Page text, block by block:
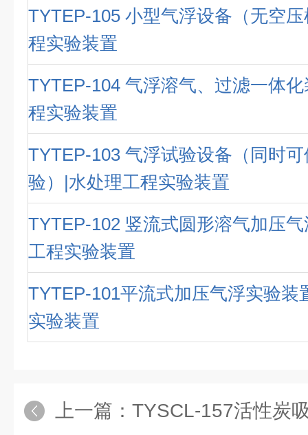
TYTEP-105 小型气浮设备（无空
程实验装置
TYTEP-104 气浮溶气、过滤一体
程实验装置
TYTEP-103 气浮试验设备（同时
验）|水处理工程实验装置
TYTEP-102 竖流式圆形溶气加压
工程实验装置
TYTEP-101平流式加压气浮实验装
实验装置
上一篇： TYSCL-157活性炭吸附实验设